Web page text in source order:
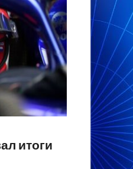
итоги